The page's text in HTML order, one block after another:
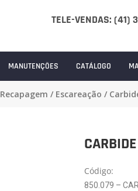
TELE-VENDAS: (41)
MANUTENÇÕES CATÁLOGO
Recapagem / Escareação /
Código:
850.079 –